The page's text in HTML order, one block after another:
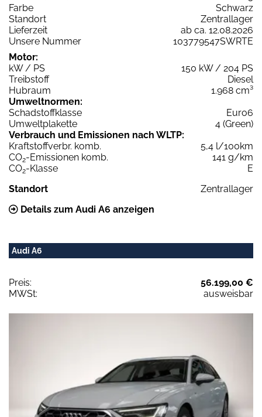
Farbe
Schwarz
Standort
Zentrallager
Lieferzeit
ab ca. 12.08.2026
Unsere Nummer
103779547SWRTE
Motor:
kW / PS
150 kW / 204 PS
Treibstoff
Diesel
Hubraum
1.968 cm³
Umweltnormen:
Schadstoffklasse
Euro6
Umweltplakette
4 (Green)
Verbrauch und Emissionen nach WLTP:
Kraftstoffverbr. komb.
5,4 l/100km
CO2-Emissionen komb.
141 g/km
CO2-Klasse
E
Standort
Zentrallager
Details zum Audi A6 anzeigen
Audi A6
Preis:
56.199,00 €
MWSt:
ausweisbar